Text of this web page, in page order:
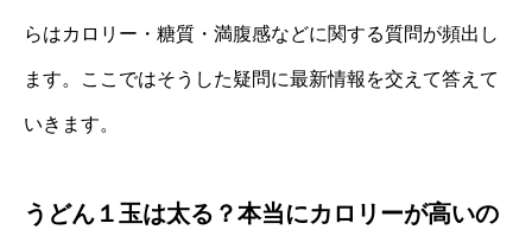
らはカロリー・糖質・満腹感などに関する質問が頻出し
ます。ここではそうした疑問に最新情報を交えて答えて
いきます。
うどん１玉は太る？本当にカロリーが高いの